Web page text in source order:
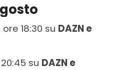
ore 18:30 su DAZN e
su DAZN e